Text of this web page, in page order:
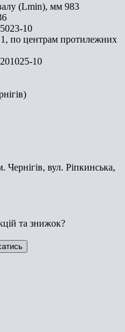
(Lmin), мм 983
10
по центрам протилежних
10
вул. Ріпкинська,
та знижок?